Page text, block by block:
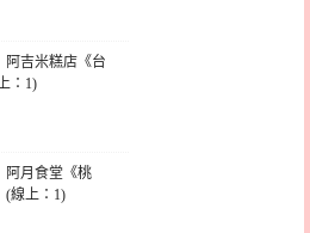
阿吉米糕店《台
：1)
阿月食堂《桃
(線上：1)